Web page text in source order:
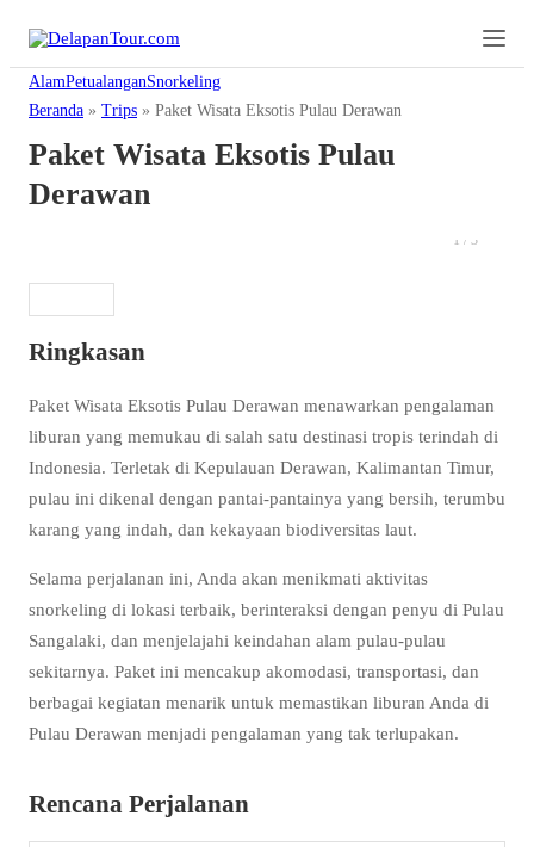
AlamPetualanganSnorkeling
Beranda » Trips » Paket Wisata Eksotis Pulau Derawan
Paket Wisata Eksotis Pulau
Derawan
1 / 3
Ringkasan
Paket Wisata Eksotis Pulau Derawan menawarkan pengalaman
liburan yang memukau di salah satu destinasi tropis terindah di
Indonesia. Terletak di Kepulauan Derawan, Kalimantan Timur,
pulau ini dikenal dengan pantai-pantainya yang bersih, terumbu
karang yang indah, dan kekayaan biodiversitas laut.
Selama perjalanan ini, Anda akan menikmati aktivitas
snorkeling di lokasi terbaik, berinteraksi dengan penyu di Pulau
Sangalaki, dan menjelajahi keindahan alam pulau-pulau
sekitarnya. Paket ini mencakup akomodasi, transportasi, dan
berbagai kegiatan menarik untuk memastikan liburan Anda di
Pulau Derawan menjadi pengalaman yang tak terlupakan.
Rencana Perjalanan